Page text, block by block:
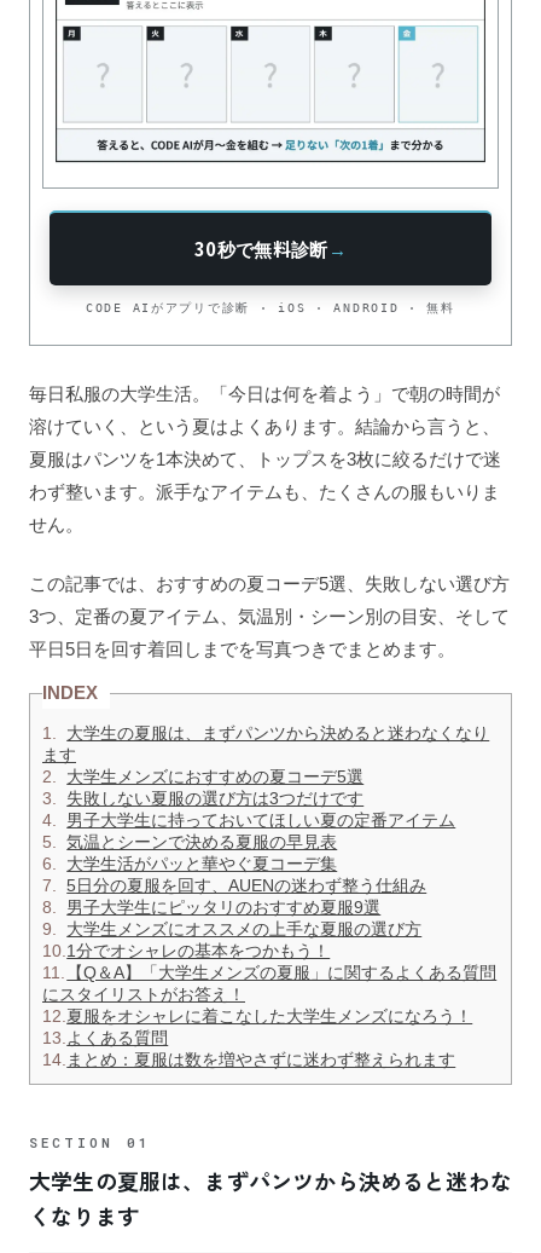
30秒で無料診断→
CODE AIがアプリで診断 · iOS · ANDROID · 無料
毎日私服の大学生活。「今日は何を着よう」で朝の時間が
溶けていく、という夏はよくあります。結論から言うと、
夏服はパンツを1本決めて、トップスを3枚に絞るだけで迷
わず整います。派手なアイテムも、たくさんの服もいりま
せん。
この記事では、おすすめの夏コーデ5選、失敗しない選び方
3つ、定番の夏アイテム、気温別・シーン別の目安、そして
平日5日を回す着回しまでを写真つきでまとめます。
INDEX
1.
大学生の夏服は、まずパンツから決めると迷わなくなり
ます
2.
大学生メンズにおすすめの夏コーデ5選
3.
失敗しない夏服の選び方は3つだけです
4.
男子大学生に持っておいてほしい夏の定番アイテム
5.
気温とシーンで決める夏服の早見表
6.
大学生活がパッと華やぐ夏コーデ集
7.
5日分の夏服を回す、AUENの迷わず整う仕組み
8.
男子大学生にピッタリのおすすめ夏服9選
9.
大学生メンズにオススメの上手な夏服の選び方
10.1分でオシャレの基本をつかもう！
11.
【Q＆A】「大学生メンズの夏服」に関するよくある質問
にスタイリストがお答え！
12.夏服をオシャレに着こなした大学生メンズになろう！
13.よくある質問
14. まとめ：夏服は数を増やさずに迷わず整えられます
大学生の夏服は、まずパンツから決めると迷わな
くなります